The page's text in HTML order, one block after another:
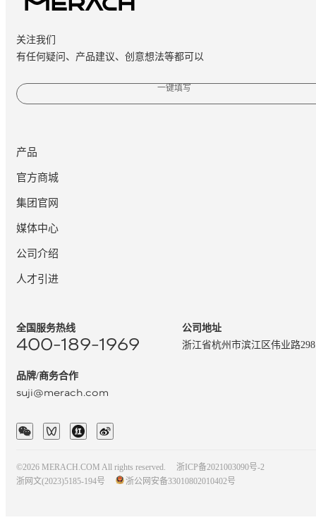
关注我们
有任何疑问、产品建议、创意想法等都可以
一键填写
产品
官方商城
集团官网
媒体中心
公司介绍
人才引进
全国服务热线
400-189-1969
品牌/商务合作
suji@merach.com
公司地址
浙江省杭州市滨江区伟业路
©2026 MERACH.COM All rights reserved.
浙ICP备2021003090号-2
浙网文(2023)5185-194号
浙公网安备33010802010402号